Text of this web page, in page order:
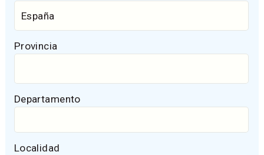
Provincia
Departamento
Localidad